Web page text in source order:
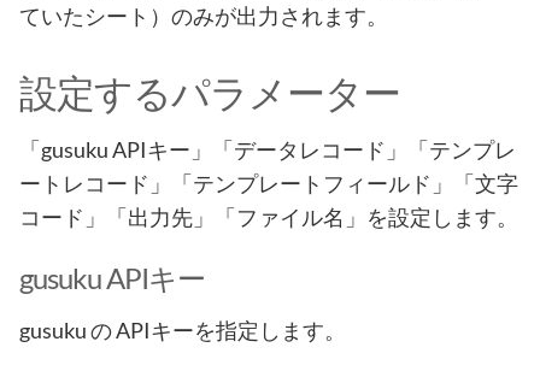
ていたシート）のみが出力されます。
設定するパラメーター
「gusuku APIキー」「データレコード」「テンプレ
ートレコード」「テンプレートフィールド」「文字
コード」「出力先」「ファイル名」を設定します。
gusuku APIキー
gusuku の APIキーを指定します。